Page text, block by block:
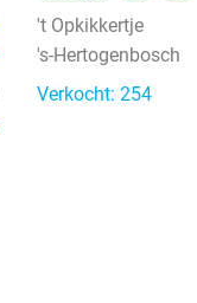
't Opkikkertje
's-Hertogenbosch
Verkocht: 254